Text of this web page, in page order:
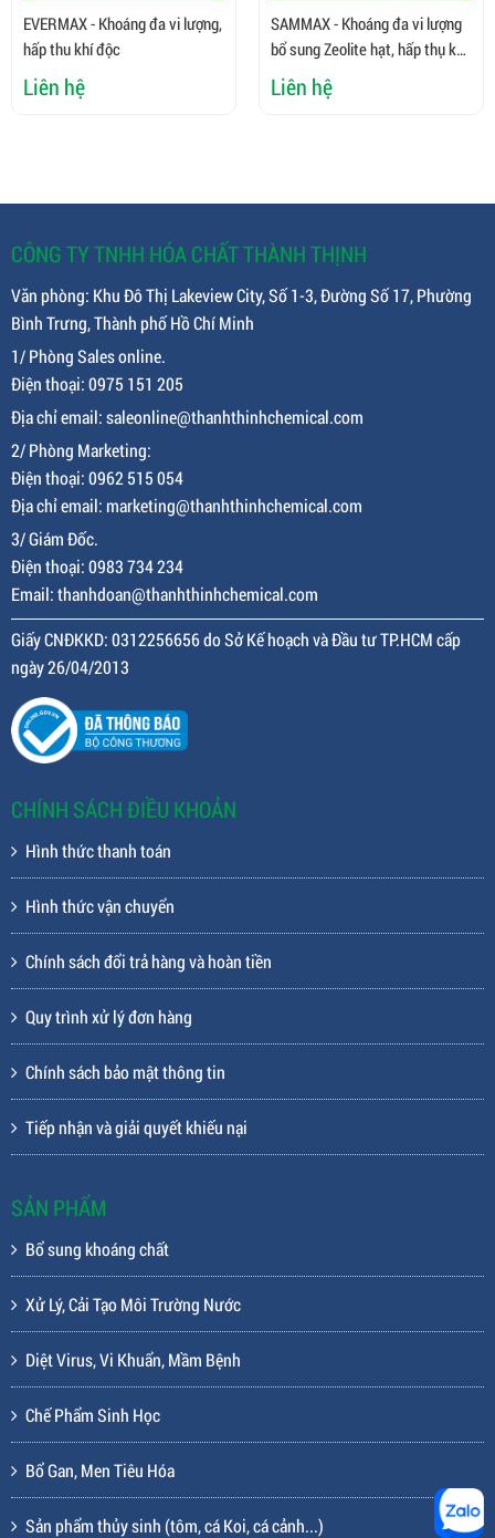
EVERMAX - Khoáng đa vi lượng,
hấp thu khí độc
Liên hệ
SAMMAX - Khoáng đa vi lượng
bổ sung Zeolite hạt, hấp thụ khí
độc
Liên hệ
CÔNG TY TNHH HÓA CHẤT THÀNH THỊNH
Văn phòng: Khu Đô Thị Lakeview City, Số 1-3, Đường Số 17, Phường
Bình Trưng, Thành phố Hồ Chí Minh
1/ Phòng Sales online.
Điện thoại: 0975 151 205
Địa chỉ email: saleonline@thanhthinhchemical.com
2/ Phòng Marketing:
Điện thoại: 0962 515 054
Địa chỉ email: marketing@thanhthinhchemical.com
3/ Giám Đốc.
Điện thoại: 0983 734 234
Email: thanhdoan@thanhthinhchemical.com
Giấy CNĐKKD: 0312256656 do Sở Kế hoạch và Đầu tư TP.HCM cấp
ngày 26/04/2013
CHÍNH SÁCH ĐIỀU KHOẢN
Hình thức thanh toán
Hình thức vận chuyển
Chính sách đổi trả hàng và hoàn tiền
Quy trình xử lý đơn hàng
Chính sách bảo mật thông tin
Tiếp nhận và giải quyết khiếu nại
SẢN PHẨM
Bổ sung khoáng chất
Xử Lý, Cải Tạo Môi Trường Nước
Diệt Virus, Vi Khuẩn, Mầm Bệnh
Chế Phẩm Sinh Học
Bổ Gan, Men Tiêu Hóa
Sản phẩm thủy sinh (tôm, cá Koi, cá cảnh...)